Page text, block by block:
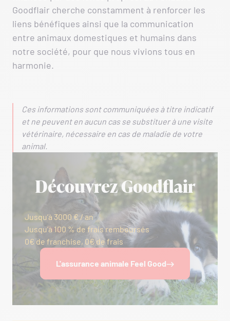
Goodflair cherche constamment à renforcer les
liens bénéfiques ainsi que la communication
entre animaux domestiques et humains dans
notre société, pour que nous vivions tous en
harmonie.
Ces informations sont communiquées à titre indicatif
et ne peuvent en aucun cas se substituer à une visite
vétérinaire, nécessaire en cas de maladie de votre
animal.
Découvrez Goodflair
Jusqu’à 3000 € / an
Jusqu’à 100 % de frais remboursés
0€ de franchise, 0€ de frais
L'assurance animale Feel Good